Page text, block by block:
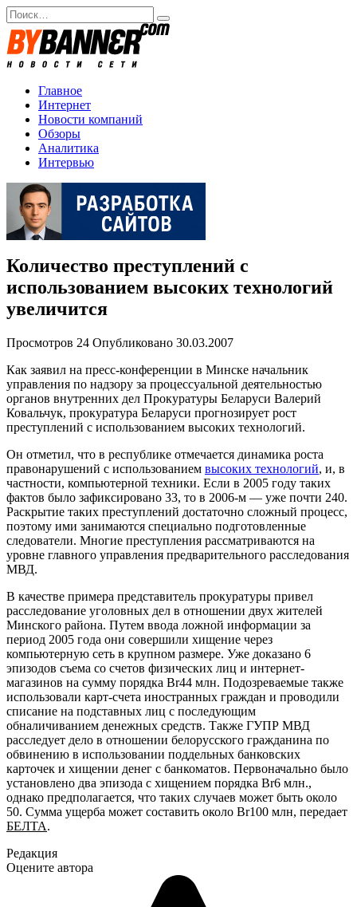
Перейти
к
содержанию
Search
for:
Главное
Интернет
Новости компаний
Обзоры
Аналитика
Интервью
Количество преступлений с
использованием высоких технологий
увеличится
Просмотров 24 Опубликовано 30.03.2007
Как заявил на пресс-конференции в Минске начальник
управления по надзору за процессуальной деятельностью
органов внутренних дел Прокуратуры Беларуси Валерий
Ковальчук, прокуратура Беларуси прогнозирует рост
преступлений с использованием высоких технологий.
Он отметил, что в республике отмечается динамика роста
правонарушений с использованием высоких технологий, и, в
частности, компьютерной техники. Если в 2005 году таких
фактов было зафиксировано 33, то в 2006-м — уже почти 240.
Раскрытие таких преступлений достаточно сложный процесс,
поэтому ими занимаются специально подготовленные
следователи. Многие преступления рассматриваются на
уровне главного управления предварительного расследования
МВД.
В качестве примера представитель прокуратуры привел
расследование уголовных дел в отношении двух жителей
Минского района. Путем ввода ложной информации за
период 2005 года они совершили хищение через
компьютерную сеть в крупном размере. Уже доказано 6
эпизодов съема со счетов физических лиц и интернет-
магазинов на сумму порядка Br44 млн. Подозреваемые также
использовали карт-счета иностранных граждан и проводили
списание на подставных лиц с последующим
обналичиванием денежных средств. Также ГУПР МВД
расследует дело в отношении белорусского гражданина по
обвинению в использовании поддельных банковских
карточек и хищении денег с банкоматов. Первоначально было
установлено два эпизода с хищением порядка Br6 млн.,
однако предполагается, что таких случаев может быть около
50. Сумма ущерба может составить около Br100 млн, передает
БЕЛТА.
Редакция
Оцените автора